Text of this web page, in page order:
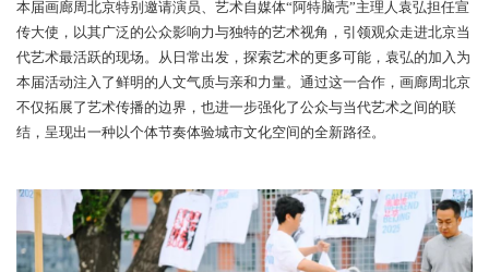
为深化公众参与，本届画廊周首次推出“艺术商店”项目，以轻量化
近艺术与日常生活的距离。 侯子超的《凳子32：坐在凳子上的人》
装箱改造为可变形家具，巧妙融合运动文化与消费景观；胡尹萍的